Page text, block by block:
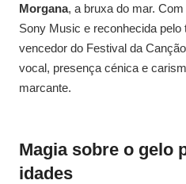
Morgana, a bruxa do mar.
Sony Music e reconhecida pelo
vencedor do Festival da
vocal, presença cénica e
marcante.
Magia sobre o gelo
idades